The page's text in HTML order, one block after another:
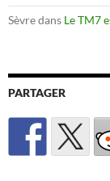
Sèvredans Le TM7
PARTAGER